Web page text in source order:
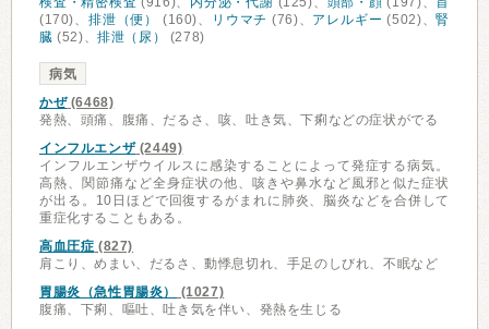
(170)、排泄（便） (160)、 リウマチ (76)、 アレルギー (502)、腎
臓 (52)、排泄（尿） (278)
病気
かぜ(6468)
発熱、頭痛、腹痛、だるさ、咳、吐き気、下痢などの症状がでる
インフルエンザ(2449)
インフルエンザウイルスに感染することによって発症する病気。
高熱、関節痛など全身症状の他、咳きや鼻水など風邪と似た症状
が出る。10日ほどで回復するがまれに肺炎、脳炎などを合併して
重症化することもある。
高血圧症 (827)
肩こり、めまい、だるさ、動悸息切れ、手足のしびれ、不眠など
胃腸炎（急性胃腸炎）
(1027)
腹痛、下痢、嘔吐、吐き気を伴い、発熱を生じる